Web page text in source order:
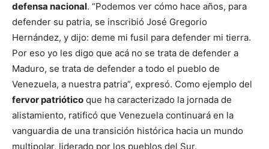
defensa nacional. “Podemos ver cómo hace años, para
defender su patria, se inscribió José Gregorio
Hernández, y dijo: deme mi fusil para defender mi tierra.
Por eso yo les digo que acá no se trata de defender a
Maduro, se trata de defender a todo el pueblo de
Venezuela, a nuestra patria”, expresó. Como ejemplo del
fervor patriótico que ha caracterizado la jornada de
alistamiento, ratificó que Venezuela continuará en la
vanguardia de una transición histórica hacia un mundo
multipolar, liderado por los pueblos del Sur.